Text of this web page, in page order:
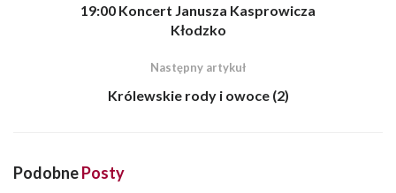
19:00 Koncert Janusza Kasprowicza
Kłodzko
Następny artykuł
Królewskie rody i owoce (2)
PodobnePosty